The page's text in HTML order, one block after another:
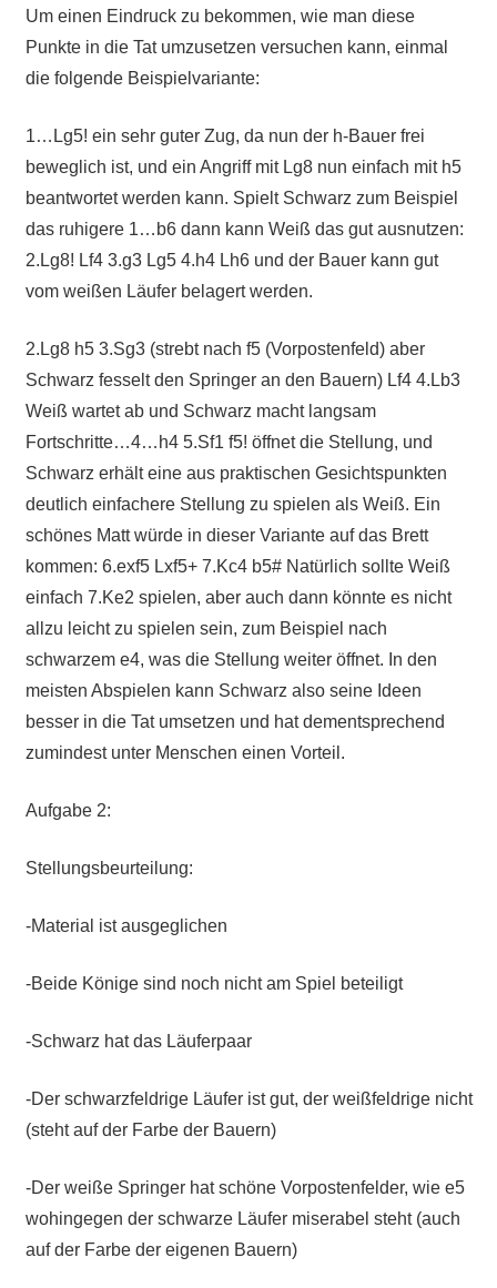
Um einen Eindruck zu bekommen, wie man diese
Punkte in die Tat umzusetzen versuchen kann, einmal
die folgende Beispielvariante:
1…Lg5! ein sehr guter Zug, da nun der h-Bauer frei
beweglich ist, und ein Angriff mit Lg8 nun einfach mit h5
beantwortet werden kann. Spielt Schwarz zum Beispiel
das ruhigere 1…b6 dann kann Weiß das gut ausnutzen:
2.Lg8! Lf4 3.g3 Lg5 4.h4 Lh6 und der Bauer kann gut
vom weißen Läufer belagert werden.
2.Lg8 h5 3.Sg3 (strebt nach f5 (Vorpostenfeld) aber
Schwarz fesselt den Springer an den Bauern) Lf4 4.Lb3
Weiß wartet ab und Schwarz macht langsam
Fortschritte…4…h4 5.Sf1 f5! öffnet die Stellung, und
Schwarz erhält eine aus praktischen Gesichtspunkten
deutlich einfachere Stellung zu spielen als Weiß. Ein
schönes Matt würde in dieser Variante auf das Brett
kommen: 6.exf5 Lxf5+ 7.Kc4 b5# Natürlich sollte Weiß
einfach 7.Ke2 spielen, aber auch dann könnte es nicht
allzu leicht zu spielen sein, zum Beispiel nach
schwarzem e4, was die Stellung weiter öffnet. In den
meisten Abspielen kann Schwarz also seine Ideen
besser in die Tat umsetzen und hat dementsprechend
zumindest unter Menschen einen Vorteil.
Aufgabe 2:
Stellungsbeurteilung:
-Material ist ausgeglichen
-Beide Könige sind noch nicht am Spiel beteiligt
-Schwarz hat das Läuferpaar
-Der schwarzfeldrige Läufer ist gut, der weißfeldrige nicht
(steht auf der Farbe der Bauern)
-Der weiße Springer hat schöne Vorpostenfelder, wie e5
wohingegen der schwarze Läufer miserabel steht (auch
auf der Farbe der eigenen Bauern)